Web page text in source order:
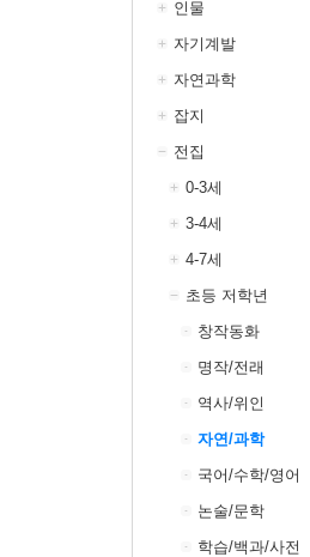
인물
자기계발
자연과학
잡지
전집
0-3세
3-4세
4-7세
초등 저학년
창작동화
명작/전래
역사/위인
자연/과학
국어/수학/영어
논술/문학
학습/백과/사전